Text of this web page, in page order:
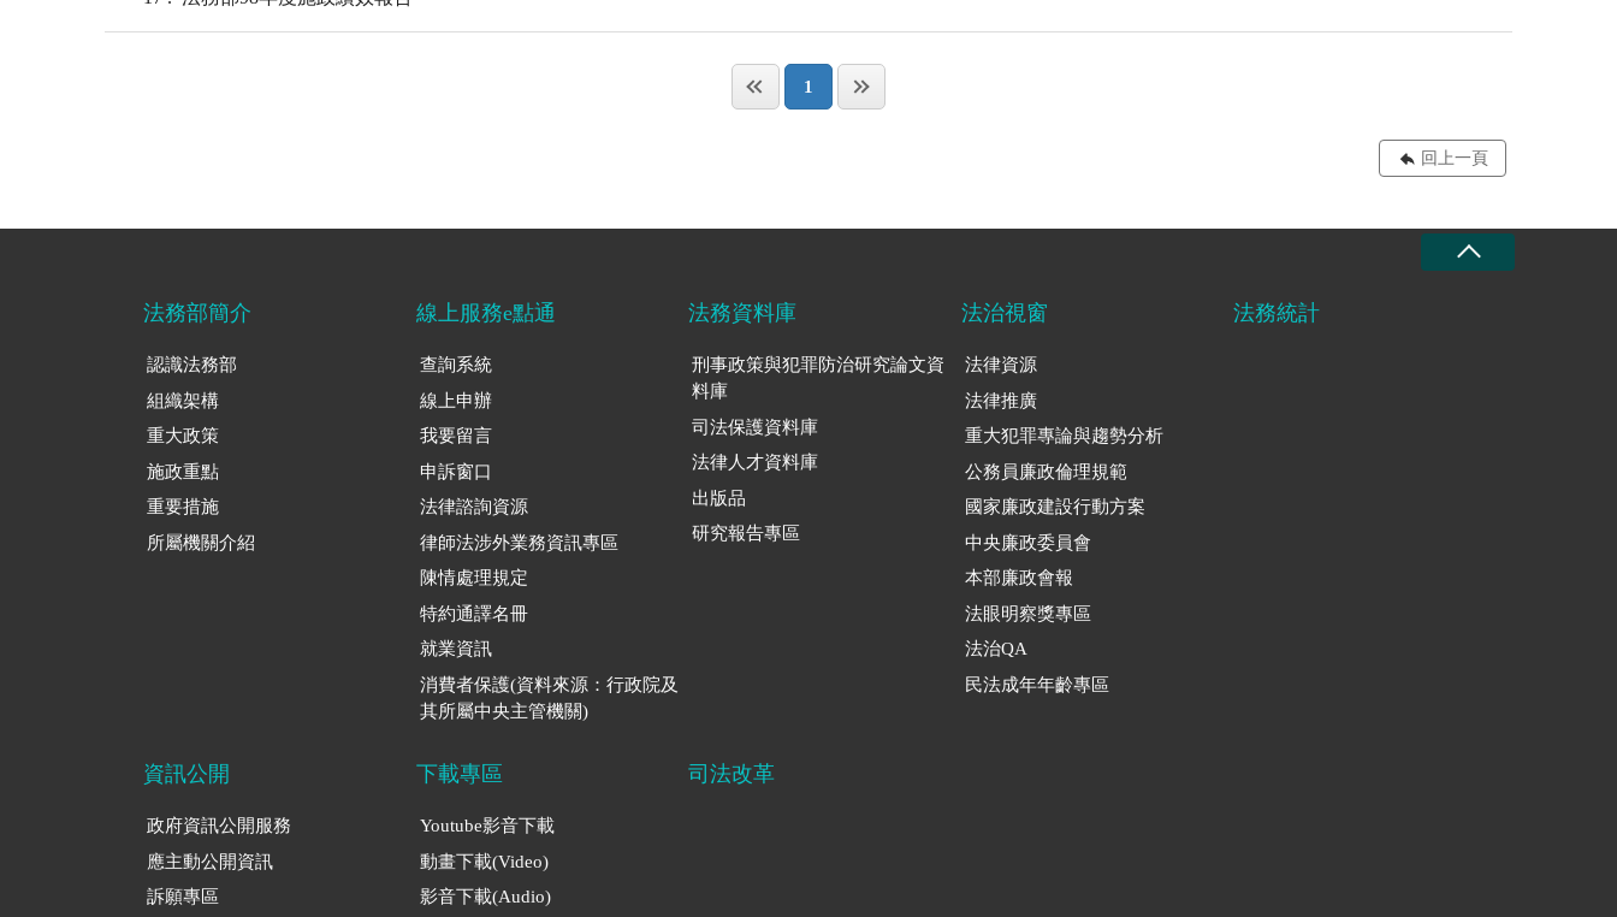
1
回上一頁
法務部簡介
認識法務部
組織架構
重大政策
施政重點
重要措施
所屬機關介紹
線上服務e點通
查詢系統
線上申辦
我要留言
申訴窗口
法律諮詢資源
律師法涉外業務資訊專區
陳情處理規定
特約通譯名冊
就業資訊
消費者保護(資料來源：行政院及
其所屬中央主管機關)
法務資料庫
刑事政策與犯罪防治研究論文資
料庫
司法保護資料庫
法律人才資料庫
出版品
研究報告專區
法治視窗
法律資源
法律推廣
重大犯罪專論與趨勢分析
公務員廉政倫理規範
國家廉政建設行動方案
中央廉政委員會
本部廉政會報
法眼明察獎專區
法治QA
民法成年年齡專區
法務統計
資訊公開
政府資訊公開服務
應主動公開資訊
訴願專區
下載專區
Youtube影音下載
動畫下載(Video)
影音下載(Audio)
司法改革